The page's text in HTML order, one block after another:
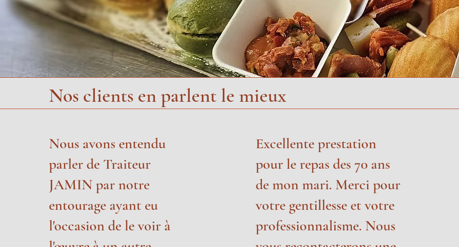
Nos clients en parlent le mieux
Nous avons entendu
parler de Traiteur
JAMIN par notre
entourage ayant eu
l'occasion de le voir à
Excellente prestation
pour le repas des 70 ans
de mon mari. Merci pour
votre gentillesse et votre
professionnalisme. Nous